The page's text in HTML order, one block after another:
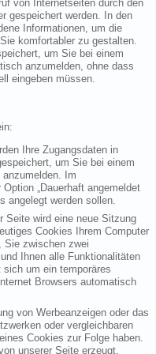
von Internetseiten durch den
gespeichert werden. In den
Informationen, um die
komfortabler zu gestalten.
um Sie bei einem
anzumelden, ohne dass
eingeben müssen.
Ihre Zugangsdaten in
um Sie bei einem
Im
„Dauerhaft angemeldet
angelegt werden sollen.
Seite wird eine neue Sitzung
Cookies Ihrem Computer
Sie zwischen zwei
Ihnen alle Funktionalitäten
um ein temporäres
Browsers automatisch
von Werbeanzeigen oder das
oder vergleichbaren
Cookies zur Folge haben.
unserer Seite erzeugt,